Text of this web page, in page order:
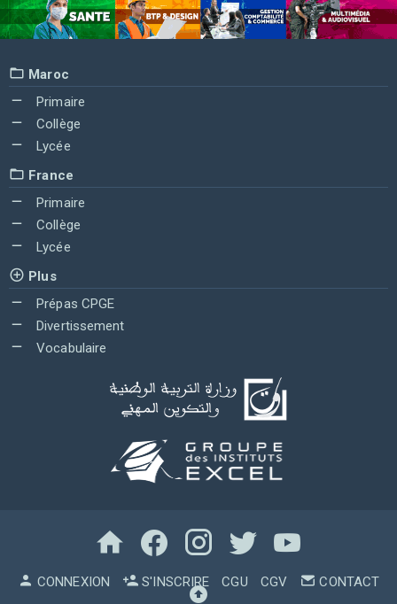
Maroc
Primaire
Collège
Lycée
France
Primaire
Collège
Lycée
Plus
Prépas CPGE
Divertissement
Vocabulaire
CONNEXION S'INSCRIRE CGU CGV CONTACT